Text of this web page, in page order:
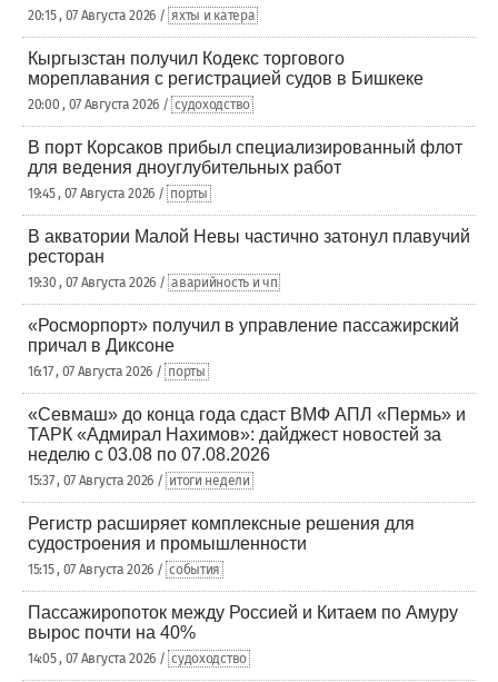
20:15 , 07 Августа 2026 / яхты и катера
Кыргызстан получил Кодекс торгового
мореплавания с регистрацией судов в Бишкеке
20:00 , 07 Августа 2026 / судоходство
В порт Корсаков прибыл специализированный флот
для ведения дноуглубительных работ
19:45 , 07 Августа 2026 / порты
В акватории Малой Невы частично затонул плавучий
ресторан
19:30 , 07 Августа 2026 / аварийность и чп
«Росморпорт» получил в управление пассажирский
причал в Диксоне
16:17 , 07 Августа 2026 / порты
«Севмаш» до конца года сдаст ВМФ АПЛ «Пермь» и
ТАРК «Адмирал Нахимов»: дайджест новостей за
неделю с 03.08 по 07.08.2026
15:37 , 07 Августа 2026 / итоги недели
Регистр расширяет комплексные решения для
судостроения и промышленности
15:15 , 07 Августа 2026 / события
Пассажиропоток между Россией и Китаем по Амуру
вырос почти на 40%
14:05 , 07 Августа 2026 / судоходство